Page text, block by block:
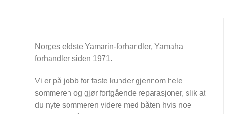
Norges eldste Yamarin-forhandler, Yamaha
forhandler siden 1971.
Vi er på jobb for faste kunder gjennom hele
sommeren og gjør fortgående reparasjoner, slik at
du nyte sommeren videre med båten hvis noe